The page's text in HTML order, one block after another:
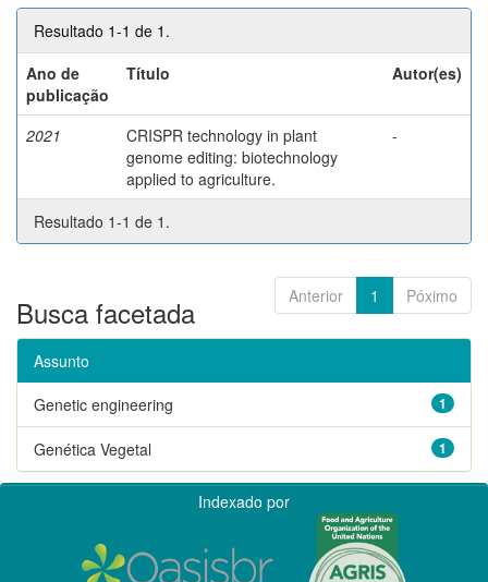
Resultado 1-1 de 1.
Ano de
publicação
Título Autor(es)
2021
CRISPR technology in plant
genome editing: biotechnology
applied to agriculture.
-
Resultado 1-1 de 1.
Anterior 1 Póximo
Busca facetada
Assunto
1
Genetic engineering
1
Genética Vegetal
Indexado por